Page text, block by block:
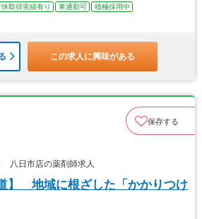
取得実績有り 車通勤可
積極採用中
この求人に興味がある
保存する
八日市店の薬剤師求人
】 地域に根ざした「かかりつけ